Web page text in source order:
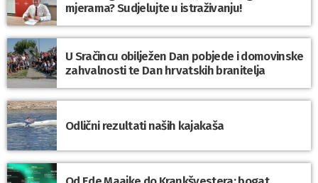
mjerama? Sudjelujte u istraživanju!
U Sračincu obilježen Dan pobjede i domovinske
zahvalnosti te Dan hrvatskih branitelja
Odlični rezultati naših kajakaša